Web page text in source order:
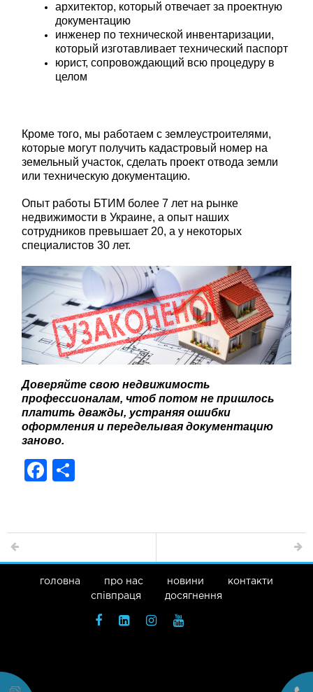
архитектор, который отвечает за проектную
документацию
инженер по технической инвентаризации,
который изготавливает технический паспорт
юрист, сопровождающий всю процедуру в
целом
Кроме того, мы работаем с землеустроителями,
которые могут получить кадастровый номер на
земельный участок, сделать проект отвода земли
или техническую документацию.
Опыт работы БТИМ более 7 лет на рынке
недвижимости в Украине, а опыт наших
сотрудников превышает 20, а у некоторых
специалистов 30 лет.
Доверяйте свою недвижимость
профессионалам, чтоб потом не пришлось
платить дважды, устраняя ошибки
оформления и переделывая документацию
заново.
F
e
b
o
e
головна про нас новини
контакти
співпраця
досягнення